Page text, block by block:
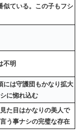
似ている。この子もフシ
不明
には守護団もかなり拡大
に惚れ込む
た目はかなりの美人で
う事ナシの完璧な存在